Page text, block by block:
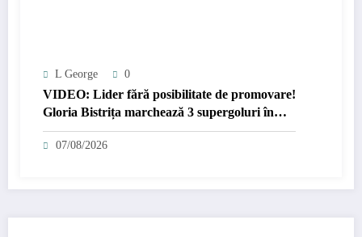
L George 0
VIDEO: Lider fără posibilitate de promovare!
Gloria Bistrița marchează 3 supergoluri în
poarta Unirii Slobozia
07/08/2026